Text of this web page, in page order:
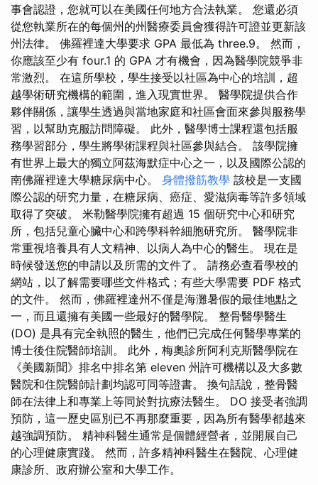
事會認證，您就可以在美國任何地方合法執業。 您還必須
從您執業所在的每個州的州醫療委員會獲得許可證並更新該
州法律。 佛羅裡達大學要求 GPA 最低為 three.9。 然而，
你應該至少有 four.1 的 GPA 才有機會，因為醫學院競爭非
常激烈。 在這所學校，學生接受以社區為中心的培訓，超
越學術研究機構的範圍，進入現實世界。 醫學院提供合作
夥伴關係，讓學生透過與當地家庭和社區會面來參與服務學
習，以幫助克服訪問障礙。 此外，醫學博士課程還包括服
務學習部分，學生將學術課程與社區參與結合。 該學院擁
有世界上最大的獨立阿茲海默症中心之一，以及國際公認的
南佛羅裡達大學糖尿病中心。 身體撥筋教學 該校是一支國
際公認的研究力量，在糖尿病、癌症、愛滋病毒等許多領域
取得了突破。 米勒醫學院擁有超過 15 個研究中心和研究
所，包括兒童心臟中心和跨學科幹細胞研究所。 醫學院非
常重視培養具有人文精神、以病人為中心的醫生。 現在是
時候發送您的申請以及所需的文件了。 請務必查看學校的
網站，以了解需要哪些文件格式；有些大學需要 PDF 格式
的文件。 然而，佛羅裡達州不僅是海灘暑假的最佳地點之
一，而且還擁有美國一些最好的醫學院。 整骨醫學醫生
(DO) 是具有完全執照的醫生，他們已完成任何醫學專業的
博士後住院醫師培訓。 此外，梅奧診所阿利克斯醫學院在
《美國新聞》排名中排名第 eleven 州許可機構以及大多數
醫院和住院醫師計劃均認可同等證書。 換句話說，整骨醫
師在法律上和專業上等同於對抗療法醫生。 DO 接受者強調
預防，這一歷史區別已不再那麼重要，因為所有醫學都越來
越強調預防。 精神科醫生通常是個體經營者，並開展自己
的心理健康實踐。 然而，許多精神科醫生在醫院、心理健
康診所、政府辦公室和大學工作。